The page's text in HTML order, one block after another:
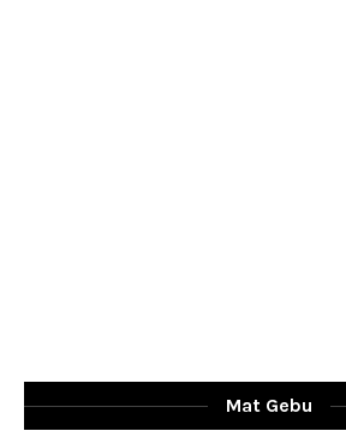
Mat Gebu